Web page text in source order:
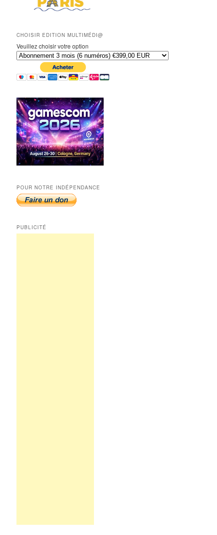
CHOISIR EDITION MULTIMÉDI@
Veuillez choisir votre option
POUR NOTRE INDÉPENDANCE
PUBLICITÉ